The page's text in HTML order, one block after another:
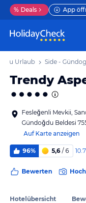
% Deals App
Urlaub Side -
Trendy
Fesleğenli Mevkii,
Gündoğdu Beldesi
Auf Karte anzeigen
96% 5,6 / 6
Bewerten
Hotelübersicht